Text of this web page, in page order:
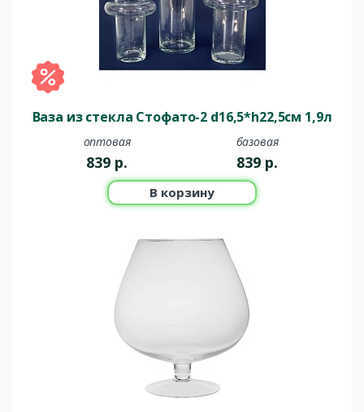
Ваза из стекла Стофато-2 d16,5*h22,5см 1,9л
оптовая
839 р.
базовая
839 р.
В корзину